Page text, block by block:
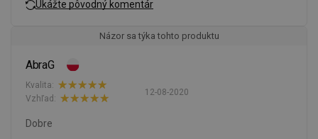
Ukážte pôvodný komentár
Názor sa týka tohto produktu
AbraG
12-08-2020
Kvalita:
Vzhľad:
Dobre